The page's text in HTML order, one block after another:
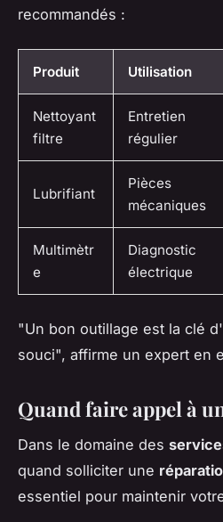
recommandés :
Produit Utilisation
Nettoyant
filtre
Entretien
régulier
Lubrifiant
Pièces
mécaniques
Multimètr
e
Diagnostic
électrique
"Un bon outillage est la clé
souci", affirme un expert en
Quand faire appel à
Dans le domaine des
quand solliciter une
essentiel pour maintenir